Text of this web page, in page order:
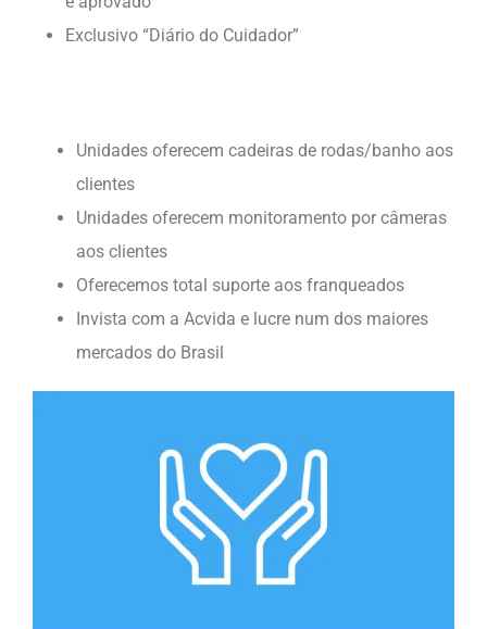
Exclusivo “Diário do Cuidador”
Unidades oferecem cadeiras de rodas/banho aos
clientes
Unidades oferecem monitoramento por câmeras
aos clientes
Oferecemos total suporte aos franqueados
Invista com a Acvida e lucre num dos maiores
mercados do Brasil